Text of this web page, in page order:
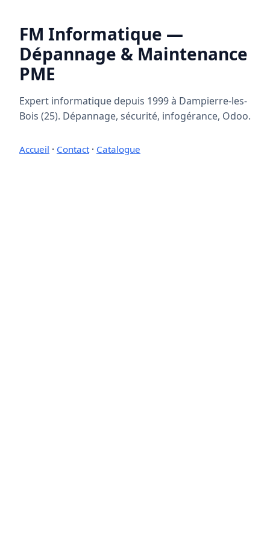
FM Informatique —
Dépannage & Maintenance
PME
Expert informatique depuis 1999 à Dampierre-les-
Bois (25). Dépannage, sécurité, infogérance, Odoo.
Accueil · Contact· Catalogue